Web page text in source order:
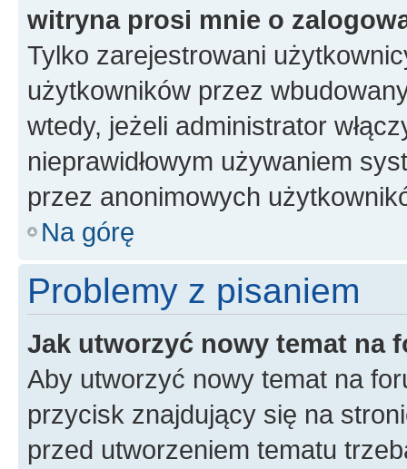
witryna prosi mnie o
Tylko zarejestrowani
użytkowników przez
wtedy, jeżeli administrator
nieprawidłowym używaniem
przez anonimowych
Na górę
Problemy z pisaniem
Jak utworzyć nowy temat na
Aby utworzyć nowy temat na
przycisk znajdujący się na
przed utworzeniem tematu